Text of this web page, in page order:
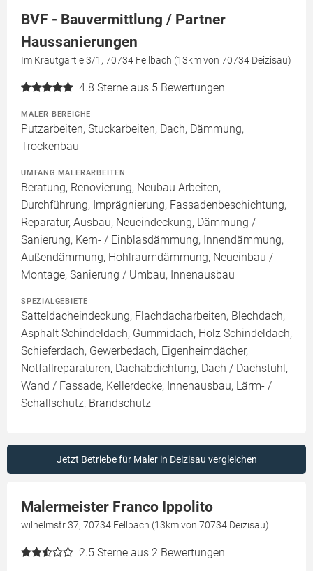
BVF - Bauvermittlung / Partner
Haussanierungen
Im Krautgärtle 3/1, 70734 Fellbach (13km von 70734 Deizisau)
4.8 Sterne aus 5 Bewertungen
MALER BEREICHE
Putzarbeiten, Stuckarbeiten, Dach, Dämmung,
Trockenbau
UMFANG MALERARBEITEN
Beratung, Renovierung, Neubau Arbeiten,
Durchführung, Imprägnierung, Fassadenbeschichtung,
Reparatur, Ausbau, Neueindeckung, Dämmung /
Sanierung, Kern- / Einblasdämmung, Innendämmung,
Außendämmung, Hohlraumdämmung, Neueinbau /
Montage, Sanierung / Umbau, Innenausbau
SPEZIALGEBIETE
Satteldacheindeckung, Flachdacharbeiten, Blechdach,
Asphalt Schindeldach, Gummidach, Holz Schindeldach,
Schieferdach, Gewerbedach, Eigenheimdächer,
Notfallreparaturen, Dachabdichtung, Dach / Dachstuhl,
Wand / Fassade, Kellerdecke, Innenausbau, Lärm- /
Schallschutz, Brandschutz
Jetzt Betriebe für Maler in Deizisau vergleichen
Malermeister Franco Ippolito
wilhelmstr 37, 70734 Fellbach (13km von 70734 Deizisau)
2.5 Sterne aus 2 Bewertungen